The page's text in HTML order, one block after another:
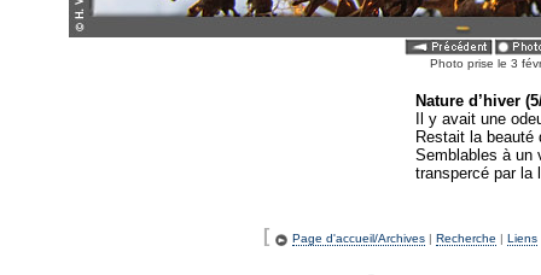
Photo prise le 3
Nature d’hiver
Il y avait une
Restait la beauté
Semblables à un
transpercé par la
[ Page d'accueil/Archives | Recherche | Liens